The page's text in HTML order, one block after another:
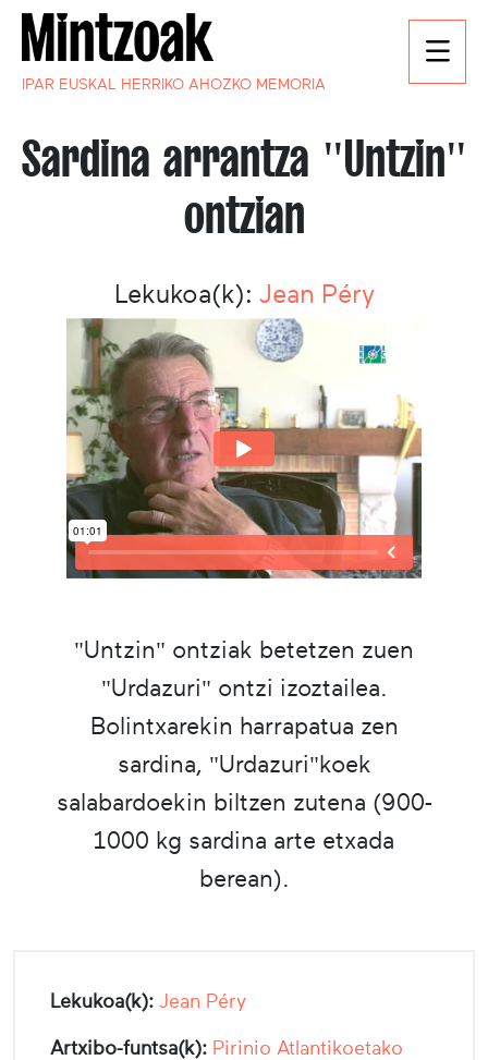
IPAR EUSKAL HERRIKO AHOZKO MEMORIA
Sardina arrantza "Untzin"
ontzian
Lekukoa(k): Jean Péry
"Untzin" ontziak betetzen zuen
"Urdazuri" ontzi izoztailea.
Bolintxarekin harrapatua zen
sardina, "Urdazuri"koek
salabardoekin biltzen zutena (900-
1000 kg sardina arte etxada
berean).
Lekukoa(k): Jean Péry
Artxibo-funtsa(k): Pirinio Atlantikoetako